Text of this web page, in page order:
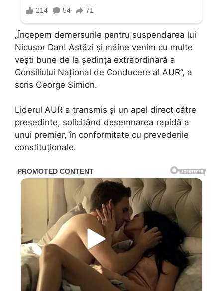
„Începem demersurile pentru suspendarea lui
Nicușor Dan! Astăzi și mâine venim cu multe
vești bune de la ședința extraordinară a
Consiliului Național de Conducere al AUR”, a
scris George Simion.
Liderul AUR a transmis și un apel direct către
președinte, solicitând desemnarea rapidă a
unui premier, în conformitate cu prevederile
constituționale.